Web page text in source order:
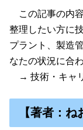
この記事の内
整理したい方に
プラント、製造
なたの状況に合
→ 技術・キャ
【著者：ね